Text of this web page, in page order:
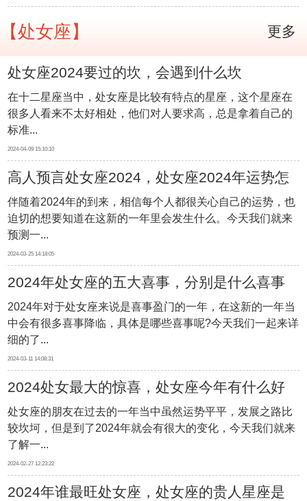
【处女座】 更多
处女座2024要过的坎，会遇到什么坎
在十二星座当中，处女座是比较有特点的星座，这个星座在
很多人看来不太好相处，他们对人要求高，总是拿着自己的
标准...
2024-04-09 15:10:10
高人预言处女座2024，处女座2024年运势怎
样
伴随着2024年的到来，相信每个人都很关心自己的运势，也
迫切的想要知道在这新的一年里会发生什么。今天我们就来
预测一...
2024-03-25 14:18:05
2024年处女座的五大喜事，分别是什么喜事
2024年对于处女座来说是喜事盈门的一年，在这新的一年当
中会有很多喜事降临，具体是哪些喜事呢?今天我们一起来详
细的了...
2024-03-11 14:08:31
2024处女最大的惊喜，处女座今年有什么好
事发生
处女座的朋友在过去的一年当中虽然运势平平，发展之路比
较坎坷，但是到了2024年就会有很大的变化，今天我们就来
了解一...
2024-02-27 12:23:22
2024年谁最旺处女座，处女座的贵人星座是